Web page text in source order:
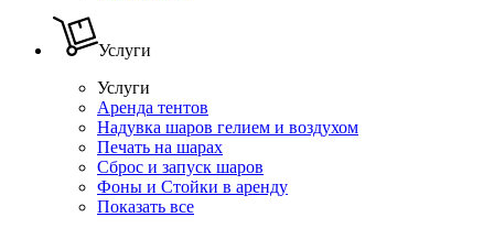
Услуги
Услуги
Аренда тентов
Надувка шаров гелием и воздухом
Печать на шарах
Сброс и запуск шаров
Фоны и Стойки в аренду
Показать все